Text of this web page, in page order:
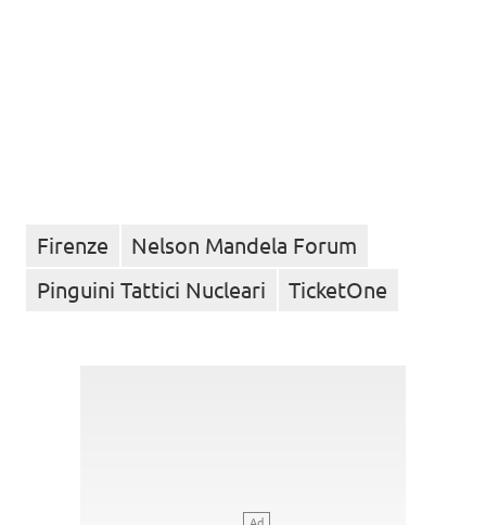
Firenze
Nelson Mandela Forum
Pinguini Tattici Nucleari
TicketOne